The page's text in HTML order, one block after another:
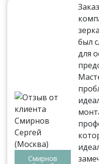
Смирнов
был
для